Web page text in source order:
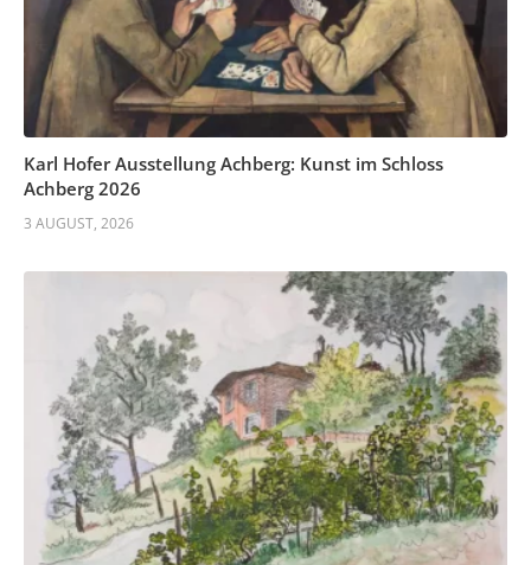
Karl Hofer Ausstellung Achberg: Kunst im Schloss
Achberg 2026
3 AUGUST, 2026